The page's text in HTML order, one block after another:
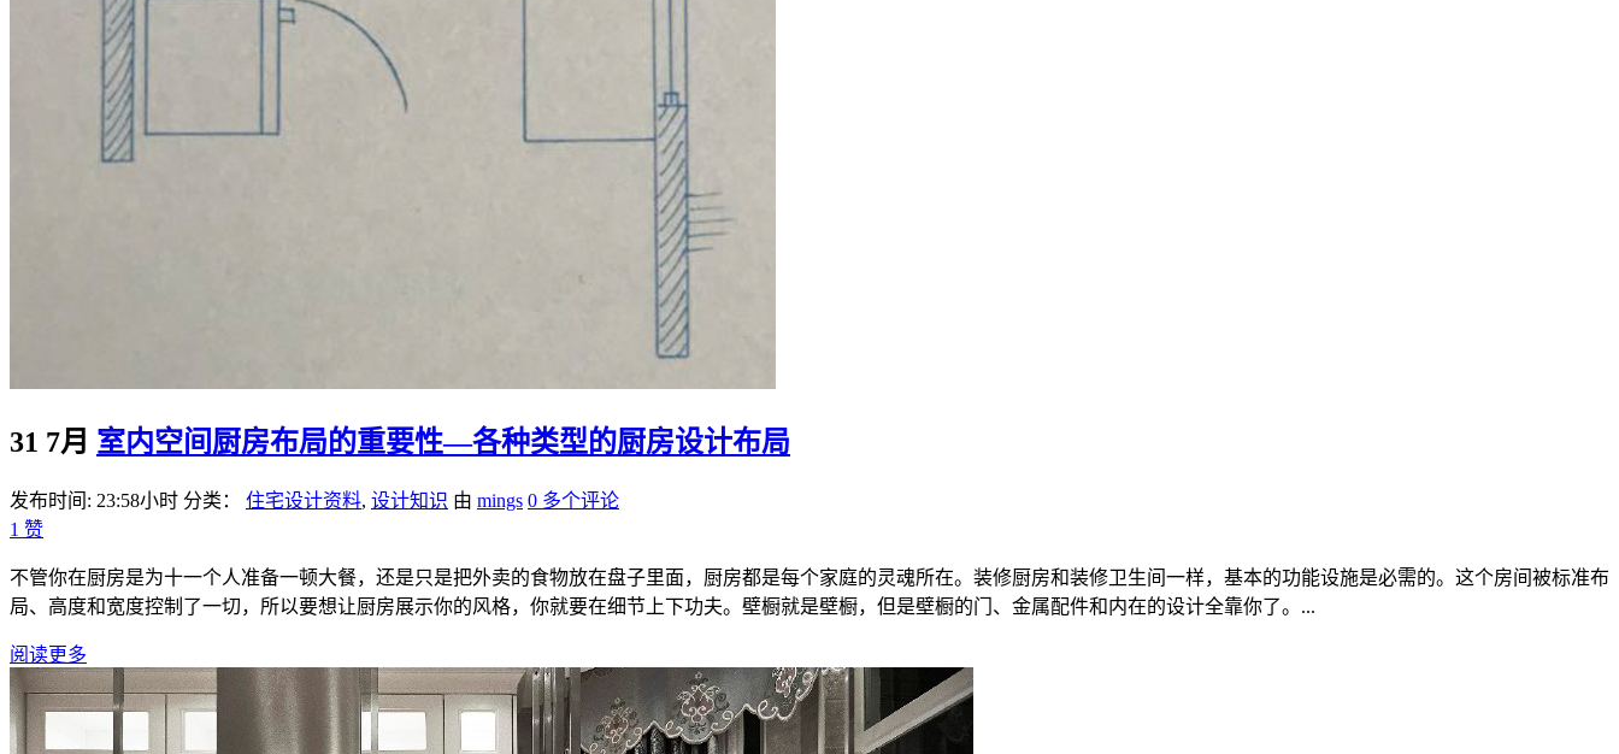
31 7月 室内空间厨房布局的重要性—各种类型的厨房设计布局
发布时间: 23:58小时 分类： 住宅设计资料, 设计知识 由 mings 0 多个评论
1 赞
不管你在厨房是为十一个人准备一顿大餐，还是只是把外卖的食物放在盘子里面，厨房都是每个家庭的灵魂所在。装修厨房和装修卫生间一样，基本的功能设施是必需的。这个房间被标准布
局、高度和宽度控制了一切，所以要想让厨房展示你的风格，你就要在细节上下功夫。壁橱就是壁橱，但是壁橱的门、金属配件和内在的设计全靠你了。...
阅读更多